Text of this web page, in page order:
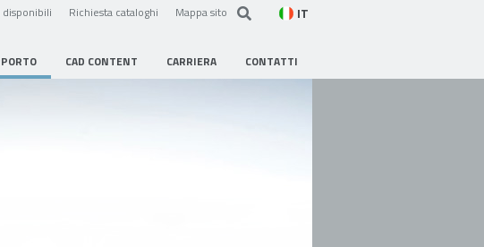
disponibili Richiesta cataloghi Mappa sito IT
CAD CONTENT CARRIERA CONTATTI